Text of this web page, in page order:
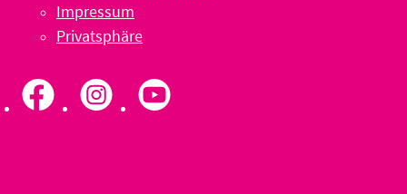
Impressum
Privatsphäre